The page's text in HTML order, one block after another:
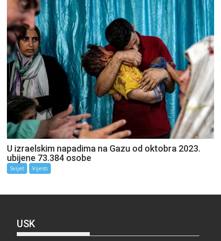
U izraelskim napadima na Gazu od oktobra 2023.
ubijene 73.384 osobe
Svijet Vijesti
USK